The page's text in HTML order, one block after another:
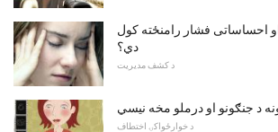
احساساتی فشار رامنځته کول
دي؟
د کشف مدیریت
د جنګونو او درملو مخه نیسي
د خوارځواکۍ اختطاف